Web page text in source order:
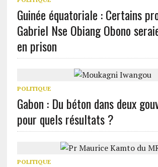
Guinée équatoriale : Certains
Gabriel Nse Obiang Obono
en prison
POLITIQUE
Gabon : Du béton dans deux
pour quels résultats ?
POLITIQUE